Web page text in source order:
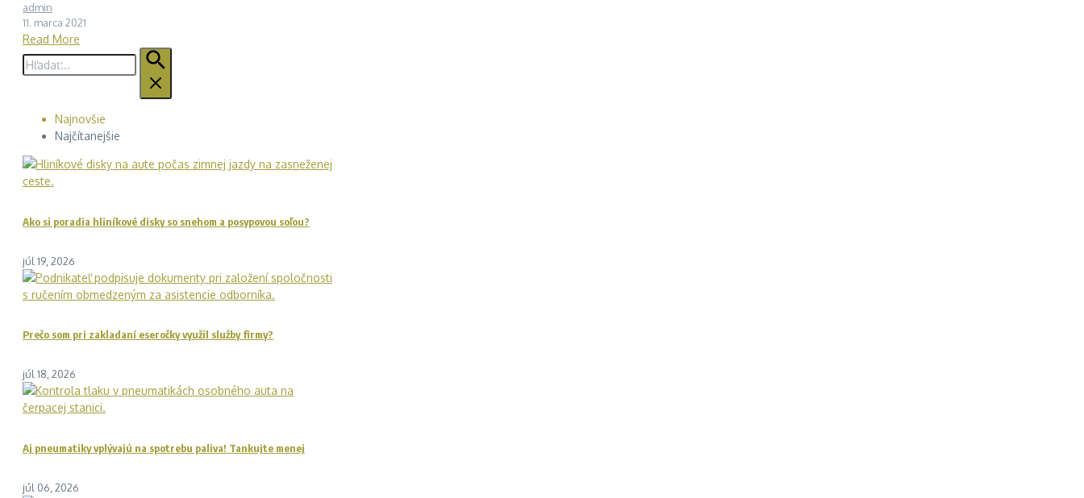
admin
11. marca 2021
Read More
Hľadať:
Najnovšie
Najčítanejšie
Ako si poradia hliníkové disky so snehom a posypovou soľou?
júl 19, 2026
Prečo som pri zakladaní eseročky využil služby firmy?
júl 18, 2026
Aj pneumatiky vplývajú na spotrebu paliva! Tankujte menej
júl 06, 2026